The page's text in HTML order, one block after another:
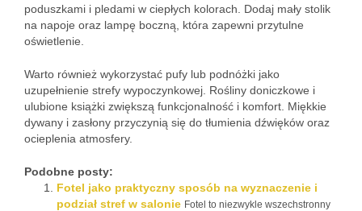
poduszkami i pledami w ciepłych kolorach. Dodaj mały stolik
na napoje oraz lampę boczną, która zapewni przytulne
oświetlenie.
Warto również wykorzystać pufy lub podnóżki jako
uzupełnienie strefy wypoczynkowej. Rośliny doniczkowe i
ulubione książki zwiększą funkcjonalność i komfort. Miękkie
dywany i zasłony przyczynią się do tłumienia dźwięków oraz
ocieplenia atmosfery.
Podobne posty:
Fotel jako praktyczny sposób na wyznaczenie i
podział stref w salonie Fotel to niezwykle wszechstronny